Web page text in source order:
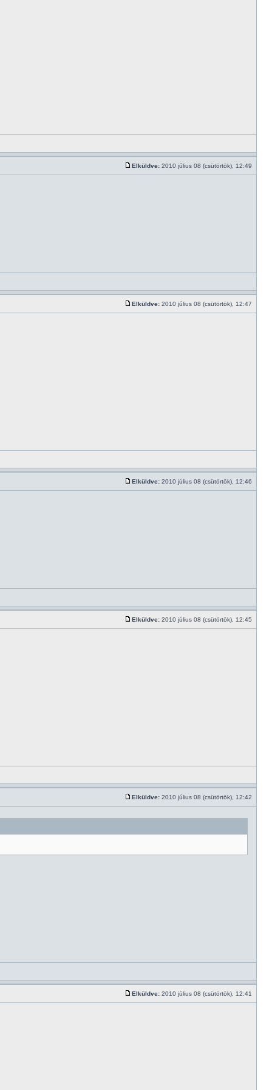
Elküldve: 2010 július 08 (csütörtök), 12:49
Elküldve: 2010 július 08 (csütörtök), 12:47
Elküldve: 2010 július 08 (csütörtök), 12:46
Elküldve: 2010 július 08 (csütörtök), 12:45
Elküldve: 2010 július 08 (csütörtök), 12:42
Elküldve: 2010 július 08 (csütörtök), 12:41